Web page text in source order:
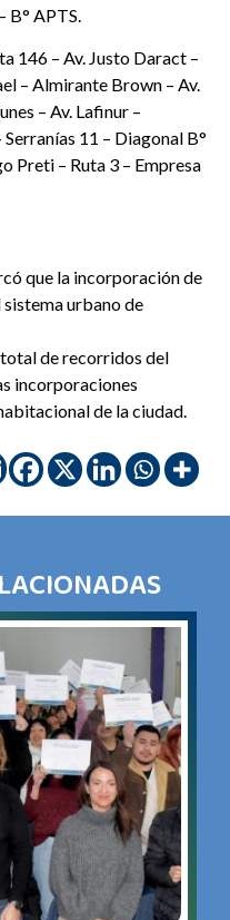
B° APTS.
146 – Av. Justo Daract –
– Almirante Brown – Av.
– Av. Lafinur –
11 – Diagonal B°
Preti – Ruta 3 – Empresa
que la incorporación de
urbano de
total de recorridos del
incorporaciones
de la ciudad.